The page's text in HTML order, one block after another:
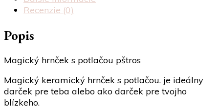
Recenzie (0)
Popis
Magický hrnček s potlačou pštros
Magický keramický hrnček s potlačou. je ideálny
darček pre teba alebo ako darček pre tvojho
blízkeho.